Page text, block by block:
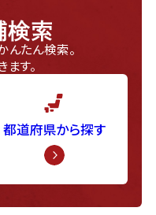
検索
んたん検索。
す。
都道府県から探す